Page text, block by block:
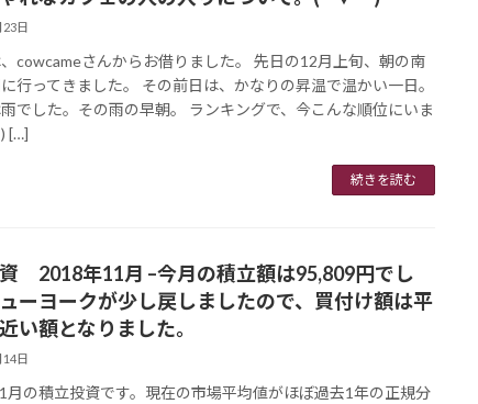
日
cowcameさんからお借りました。 先日の12月上旬、朝の南
行ってきました。 その前日は、かなりの昇温で温かい一日。
でした。その雨の早朝。 ランキングで、今こんな順位にいま
[…]
続きを読む
2018年11月 –今月の積立額は95,809円でし
ーヨークが少し戻しましたので、買付け額は平
い額となりました。
14日
月の積立投資です。現在の市場平均値がほぼ過去1年の正規分